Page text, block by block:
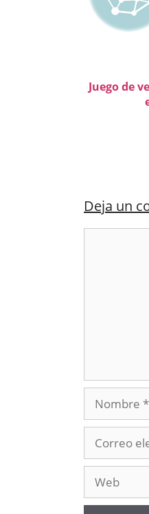
Juego de
Deja un
Nombre
electrónico